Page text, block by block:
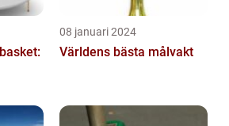
08 januari 2024
Världens bästa målvakt